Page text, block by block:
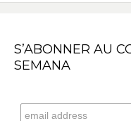
S’ABONNER AU
SEMANA